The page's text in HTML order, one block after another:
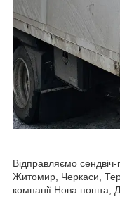
Відправляємо
Житомир, Черкаси,
компанії Нова пошта,